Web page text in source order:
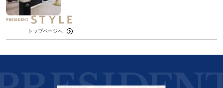
トップページへ